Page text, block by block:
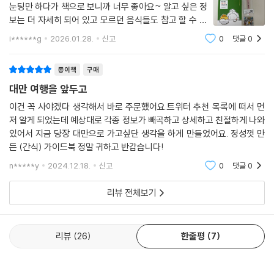
눈팅만 하다가 책으로 보니까 너무 좋아요~ 알고 싶은 정
보는 더 자세히 되어 있고 모르던 음식들도 참고 할 수 있
어서 작가님한테 절하고 싶어요!
i******g 2026.01.28. 신고 0 댓글0
종이책 구매
대만 여행을 앞두고
이건 꼭 사야겠다 생각해서 바로 주문했어요.트위터 추천 목록에 떠서 먼
저 알게 되었는데 예상대로 각종 정보가 빼곡하고 상세하고 친절하게 나와
있어서 지금 당장 대만으로 가고싶단 생각을 하게 만들었어요. 정성껏 만
든 (간식) 가이드북 정말 귀하고 반갑습니다!
n*****y 2024.12.18. 신고 0 댓글0
리뷰 전체보기
리뷰 26 한줄평 7